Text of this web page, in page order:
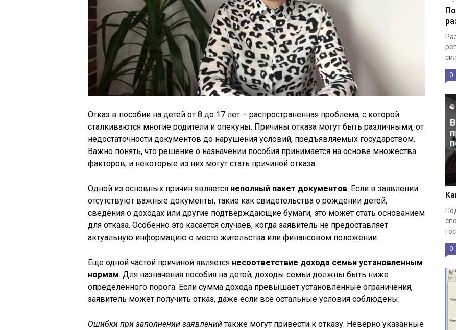
Отказ в пособии на детей от 8 до 17 лет – распространенная проблема, с которой
сталкиваются многие родители и опекуны. Причины отказа могут быть различными, от
недостаточности документов до нарушения условий, предъявляемых государством.
Важно понять, что решение о назначении пособия принимается на основе множества
факторов, и некоторые из них могут стать причиной отказа.
Одной из основных причин является неполный пакет документов. Если в заявлении
отсутствуют важные документы, такие как свидетельства о рождении детей,
сведения о доходах или другие подтверждающие бумаги, это может стать основанием
для отказа. Особенно это касается случаев, когда заявитель не предоставляет
актуальную информацию о месте жительства или финансовом положении.
Еще одной частой причиной является несоответствие дохода семьи установленным
нормам. Для назначения пособия на детей, доходы семьи должны быть ниже
определенного порога. Если сумма дохода превышает установленные ограничения,
заявитель может получить отказ, даже если все остальные условия соблюдены.
Ошибки при заполнении заявленийтакже могут привести к отказу. Неверно указанные
0
0